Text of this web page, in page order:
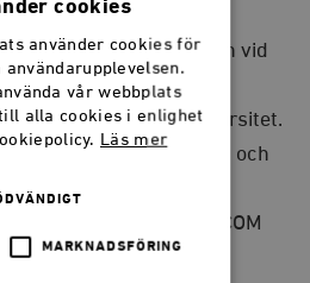
i politisk kommunikation vid
och
vid Göteborgs universitet.
i politisk kommunikation och
DEMICOM
cookies
använder cookies för
vår webbplats
alla cookies i enlighet
Läs mer
MARKNADSFÖRING